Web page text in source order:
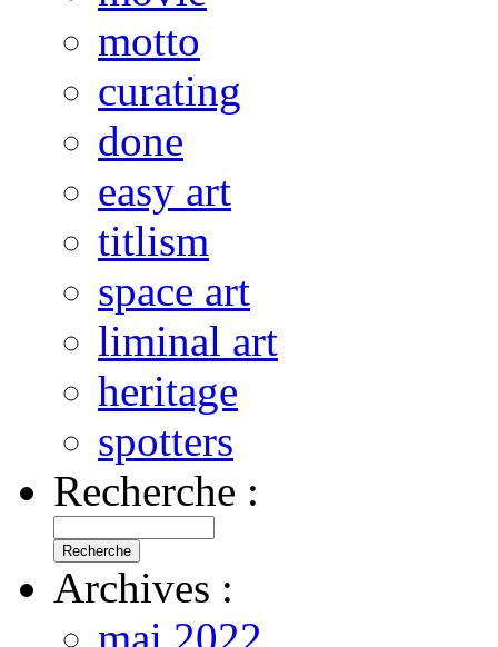
motto
curating
done
easy art
titlism
space art
liminal art
heritage
spotters
Recherche :
Archives :